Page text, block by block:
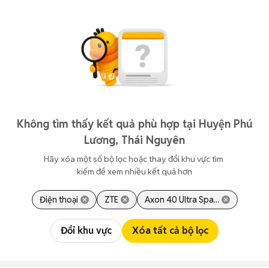
Không tìm thấy kết quả phù hợp tại Huyện Phú
Lương, Thái Nguyên
Hãy xóa một số bộ lọc hoặc thay đổi khu vực tìm
kiếm để xem nhiều kết quả hơn
Điện thoại ZTE Axon 40 Ultra Spa...
Đổi khu vực Xóa tất cả bộ lọc